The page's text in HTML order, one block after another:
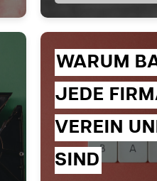
WARUM
JEDE
VEREIN
SIND